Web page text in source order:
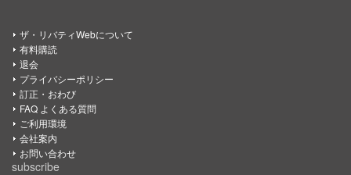
ザ・リバティWebについて
有料購読
退会
プライバシーポリシー
訂正・おわび
FAQ よくある質問
ご利用環境
会社案内
お問い合わせ
subscribe